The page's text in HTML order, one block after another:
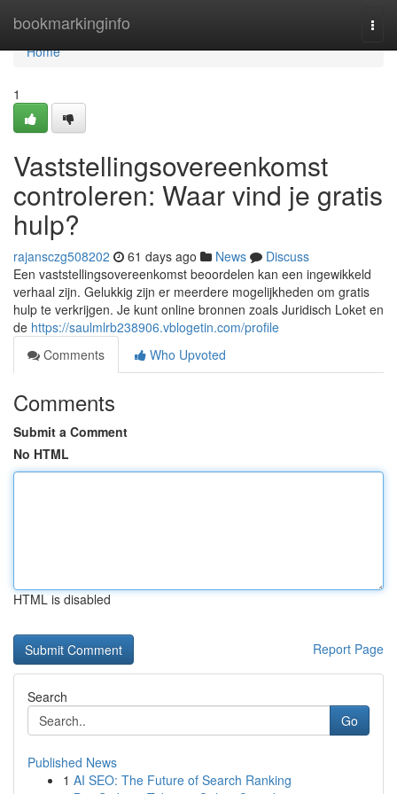
bookmarkinginfo
Home
Home
1
Vaststellingsovereenkomst
controleren: Waar vind je gratis
hulp?
rajansczg508202 61 days ago News
Discuss
Een vaststellingsovereenkomst beoordelen kan een ingewikkeld
verhaal zijn. Gelukkig zijn er meerdere mogelijkheden om gratis
hulp te verkrijgen. Je kunt online bronnen zoals Juridisch Loket en
de https://saulmlrb238906.vblogetin.com/profile
Comments
Who Upvoted
Comments
Submit a Comment
No HTML
HTML is disabled
Report Page
Search
Go
Published News
1 AI SEO: The Future of Search Ranking